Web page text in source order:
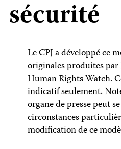
sécurité
Le CPJ a développé ce
originales produites par
Human Rights Watch.
indicatif seulement.
organe de presse peut
circonstances
modification de ce